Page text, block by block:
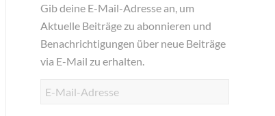
Gib deine E-Mail-Adresse an, um
Aktuelle Beiträge zu abonnieren und
Benachrichtigungen über neue Beiträge
via E-Mail zu erhalten.
E-